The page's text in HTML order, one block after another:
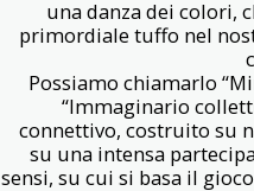
una danza dei colori,
primordiale tuffo nel
Possiamo chiamarlo
“Immaginario
connettivo, costruito su
su una intensa
sensi, su cui si basa il